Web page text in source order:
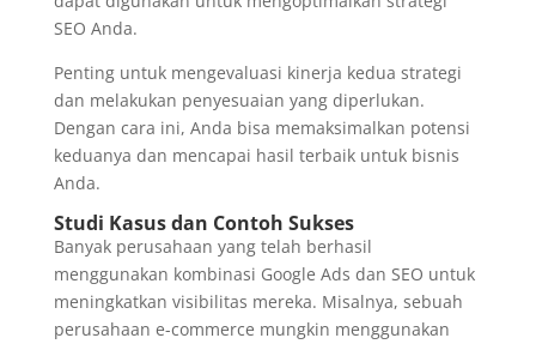
SEO Anda.
Penting untuk mengevaluasi kinerja kedua strategi
dan melakukan penyesuaian yang diperlukan.
Dengan cara ini, Anda bisa memaksimalkan potensi
keduanya dan mencapai hasil terbaik untuk bisnis
Anda.
Studi Kasus dan Contoh Sukses
Banyak perusahaan yang telah berhasil
menggunakan kombinasi Google Ads dan SEO untuk
meningkatkan visibilitas mereka. Misalnya, sebuah
perusahaan e-commerce mungkin menggunakan